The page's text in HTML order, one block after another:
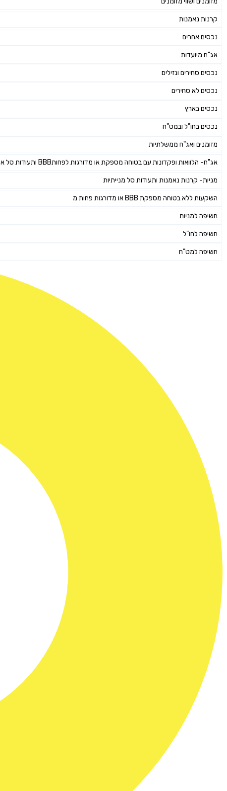
קרנות נאמנות
נכסים אחרים
אג"ח מיועדות
נכסים סחירים ונזילים
נכסים לא סחירים
נכסים בארץ
נכסים בחו"ל ובמט"ח
מזומנים ואג"ח ממשלתיות
אג"ח- הלוואות ופקדונות עם בטוחה מספקת או מדורגות לפחותBBB ותעודות סל אג"חיות
מניות- קרנות נאמנות ותעודות סל מנייתיות
השקעות ללא בטוחה מספקת BBB או מדורגות פחות מ
חשיפה למניות
חשיפה לחו"ל
חשיפה למט"ח